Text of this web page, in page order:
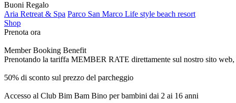
Buoni Regalo
Aria Retreat & Spa Parco San Marco Life style beach resort
Shop
Prenota ora
Member Booking Benefit
Prenotando la tariffa MEMBER RATE direttamente sul nostro sito
50% di sconto sul prezzo del parcheggio
Accesso al Club Bim Bam Bino per bambini dai 2 ai 16 anni